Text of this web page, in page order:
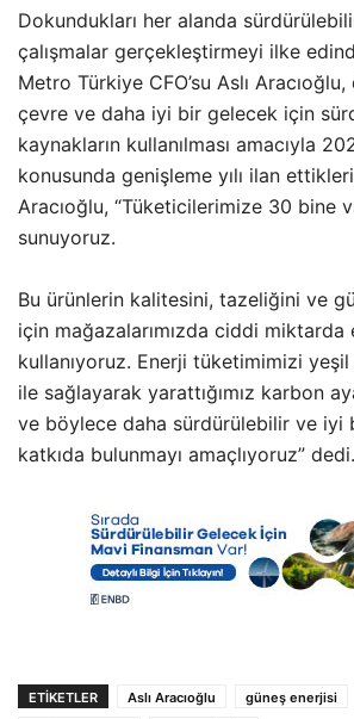
Dokundukları her alanda
çalışmalar gerçekleştirmeyi ilke
Metro Türkiye CFO’su Aslı
çevre ve daha iyi bir gelecek için
kaynakların kullanılması amacıyla
konusunda genişleme yılı ilan
Aracıoğlu, “Tüketicilerimize 30 bine
sunuyoruz.
Bu ürünlerin kalitesini, tazeliğini ve
için mağazalarımızda ciddi miktarda
kullanıyoruz. Enerji tüketimimizi yeşil
ile sağlayarak yarattığımız karbon
ve böylece daha sürdürülebilir ve iyi
katkıda bulunmayı amaçlıyoruz” dedi.
ETIKETLER Aslı Aracıoğlu güneş enerjisi